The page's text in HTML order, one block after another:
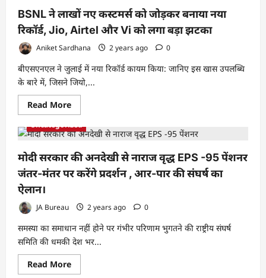
क्यूआर
कोड
लॉन्च
किया:
भारतीय
ईकॉमर्सकंपनियों
लिए
गेम-
चेंजर
साबित
होगा
BSNL ने लाखों नए कस्टमर्स को जोड़कर बनाया नया
रिकॉर्ड, Jio, Airtel और Vi को लगा बड़ा झटका
Aniket Sardhana 2 years ago 0
बीएसएनएल ने जुलाई में नया रिकॉर्ड कायम किया: जानिए इस खास उपलब्धि
के बारे में, जिसने जियो,...
Read MoreRead
more
BSNL
ने
नए
कस्टमर्स
को
जोड़कर
रिकॉर्ड,
Jio,
और
Vi
को
लगा
बड़ा
झटका
Uncategorized
मोदी सरकार की अनदेखी से नाराज वृद्ध EPS -95 पेंशनर
जंतर-मंतर पर करेंगे प्रदर्शन , आर-पार की संघर्ष का
ऐलान।
JA Bureau 2 years ago 0
समस्या का समाधान नहीं होने पर गंभीर परिणाम भुगतने की राष्ट्रीय संघर्ष
समिति की धमकी देश भर...
Read MoreRead
more